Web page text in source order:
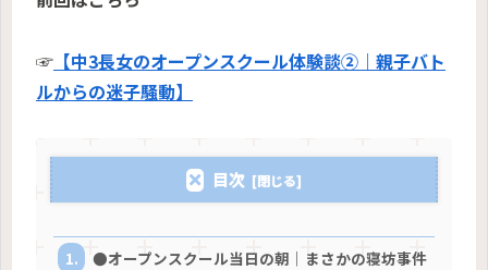
☞ 【中3長女のオープンスクール体験談②｜親子バト
ルからの迷子騒動】
目次
●オープンスクール当日の朝｜まさかの寝坊事件